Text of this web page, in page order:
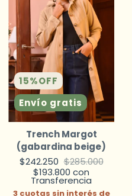
15%OFF
Envío gratis
Trench Margot
(gabardina beige)
$242.250 $285.000
$193.800 con
Transferencia
3 cuotas sin interés de